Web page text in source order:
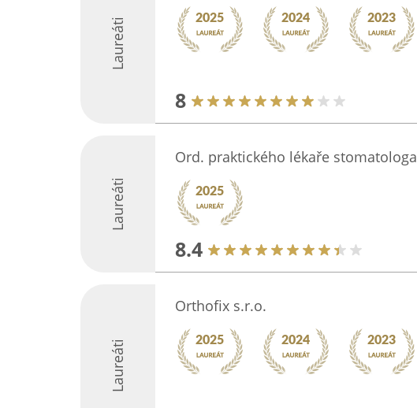
Laureáti
8
Laureáti
Ord. praktického lékaře stomatologa
8.4
Laureáti
Orthofix s.r.o.